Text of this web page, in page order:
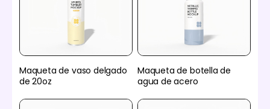
Maqueta de vaso delgado
de 20oz
Maqueta de botella de
agua de acero